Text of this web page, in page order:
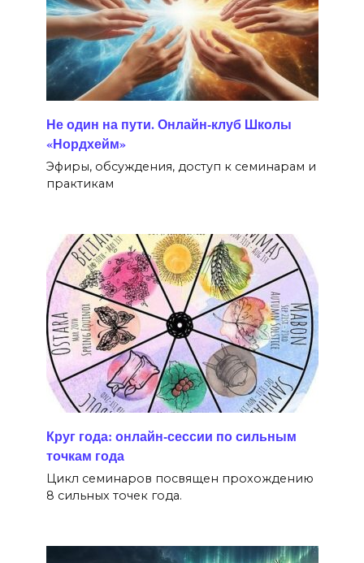
Не один на пути. Онлайн-клуб Школы
«Нордхейм»
Эфиры, обсуждения, доступ к семинарам и
практикам
Круг года: онлайн-сессии по сильным
точкам года
Цикл семинаров посвящен прохождению
8 сильных точек года.